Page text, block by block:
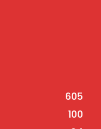
605
100